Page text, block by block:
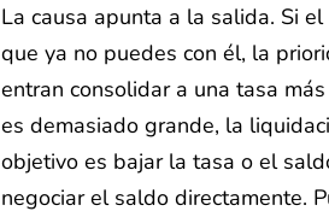
La causa apunta a la salida. Si
que ya no puedes con él, la
entran consolidar a una tasa
es demasiado grande, la
objetivo es bajar la tasa o el
negociar el saldo directamente.